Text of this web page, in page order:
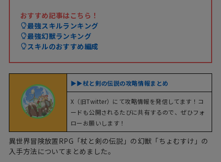
おすすめ記事はこちら！
最強スキルランキング
最強幻獣ランキング
スキルのおすすめ編成
▶︎▶︎杖と剣の伝説の攻略情報まとめ
X（旧Twitter）にて攻略情報を発信してます！コ
ードも公開されるたびに共有するので、ぜひフォ
ローお願いします！
異世界冒険放置RPG「杖と剣の伝説」の幻獣「ちょむすけ」の
入手方法についてまとめました。